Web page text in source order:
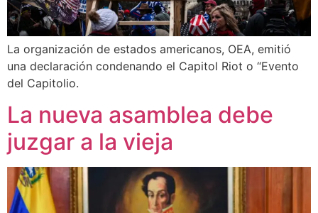
La organización de estados americanos, OEA, emitió
una declaración condenando el Capitol Riot o “Evento
del Capitolio.
La nueva asamblea debe
juzgar a la vieja